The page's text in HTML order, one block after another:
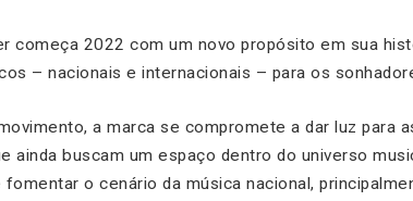
começa 2022 com um novo propósito em sua
– nacionais e internacionais – para os
a marca se compromete a dar luz para
ainda buscam um espaço dentro do universo
fomentar o cenário da música nacional,